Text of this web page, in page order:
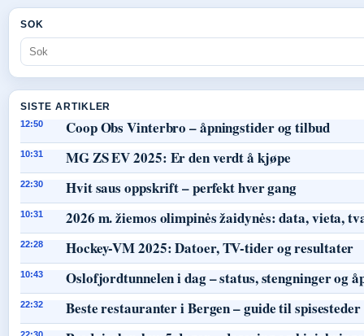
SOK
SISTE ARTIKLER
12:50 Coop Obs Vinterbro – åpningstider og tilbud
10:31 MG ZS EV 2025: Er den verdt å kjøpe
22:30 Hvit saus oppskrift – perfekt hver gang
10:31 2026 m. žiemos olimpinės žaidynės: data, vieta,
22:28 Hockey-VM 2025: Datoer, TV-tider og resultater
10:43 Oslofjordtunnelen i dag – status, stengninger og
22:32 Beste restauranter i Bergen – guide til spisesteder